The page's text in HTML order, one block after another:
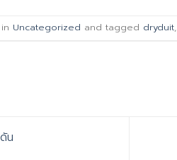
Uncategorized and tagged dryduit,
น